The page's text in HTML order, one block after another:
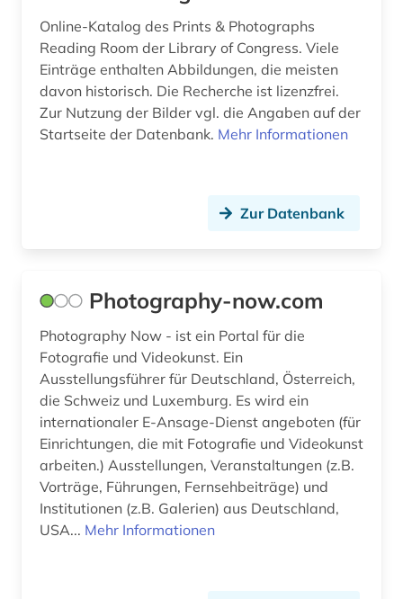
Online-Katalog des Prints & Photographs
Reading Room der Library of Congress. Viele
Einträge enthalten Abbildungen, die meisten
davon historisch. Die Recherche ist lizenzfrei.
Zur Nutzung der Bilder vgl. die Angaben auf der
Startseite der Datenbank. Mehr Informationen
Zur Datenbank
Photography-now.com
Photography Now - ist ein Portal für die
Fotografie und Videokunst. Ein
Ausstellungsführer für Deutschland, Österreich,
die Schweiz und Luxemburg. Es wird ein
internationaler E-Ansage-Dienst angeboten (für
Einrichtungen, die mit Fotografie und Videokunst
arbeiten.) Ausstellungen, Veranstaltungen (z.B.
Vorträge, Führungen, Fernsehbeiträge) und
Institutionen (z.B. Galerien) aus Deutschland,
USA... Mehr Informationen